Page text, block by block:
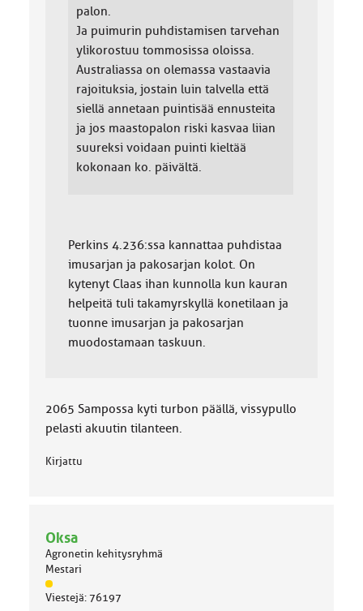
palon.
Ja puimurin puhdistamisen tarvehan
ylikorostuu tommosissa oloissa.
Australiassa on olemassa vastaavia
rajoituksia, jostain luin talvella että
siellä annetaan puintisää ennusteita
ja jos maastopalon riski kasvaa liian
suureksi voidaan puinti kieltää
kokonaan ko. päivältä.
Perkins 4.236:ssa kannattaa puhdistaa
imusarjan ja pakosarjan kolot. On
kytenyt Claas ihan kunnolla kun kauran
helpeitä tuli takamyrskyllä konetilaan ja
tuonne imusarjan ja pakosarjan
muodostamaan taskuun.
2065 Sampossa kyti turbon päällä, vissypullo
pelasti akuutin tilanteen.
Kirjattu
Oksa
Agronetin kehitysryhmä
Mestari
J
ä
Viestejä: 76197